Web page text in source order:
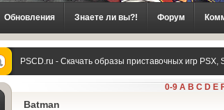
Обновления Знаете ли вы?! Форум
PSCD.ru - Скачать образы приставочных игр PSX,
0-9 A B C D E
Batman